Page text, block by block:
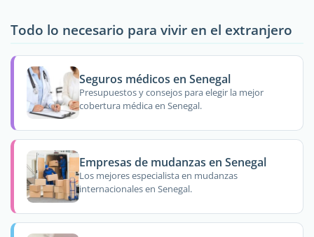
Todo lo necesario para vivir en el extranjero
Seguros médicos en Senegal
Presupuestos y consejos para elegir la mejor
cobertura médica en Senegal.
Empresas de mudanzas en Senegal
Los mejores especialista en mudanzas
internacionales en Senegal.